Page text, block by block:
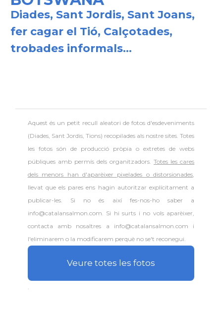
Diades, Sant Jordis, Sant Joans,
fer cagar el Tió, Calçotades,
trobades informals...
Aquest és un petit recull aleatori defotos d'esdeveniments
(Diades, Sant Jordis, Tions) recopilades als nostre sites. Totes
les fotos són de producció pròpia o extretes de webs
públiques amb permís dels organitzadors.Totes les cares
dels menors han d'aparèixer pixelades o distorsionades,
llevat que els pares ens hagin autoritzar explícitament a
publicar-les. Si no és així fes-nos-ho saber a
info@catalansalmon.com. Si hi surts i no vols aparèixer,
contacta amb nosaltres a info@catalansalmon.com i
l'eliminarem o la modificarem perquè no se't reconegui.
Veure totes les fotos